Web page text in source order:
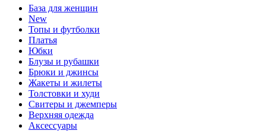
База для женщин
New
Топы и футболки
Платья
Юбки
Блузы и рубашки
Брюки и джинсы
Жакеты и жилеты
Толстовки и худи
Свитеры и джемперы
Верхняя одежда
Аксессуары